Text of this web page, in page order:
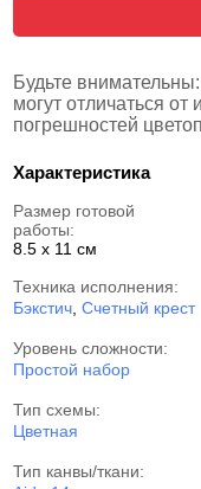
Будьте
могут отличаться
погрешностей
Характеристика
Размер готовой
работы:
8.5 x 11 см
Техника исполнения:
Бэкстич ,Счетный крест
Уровень сложности:
Простой набор
Тип схемы:
Цветная
Тип канвы/ткани: